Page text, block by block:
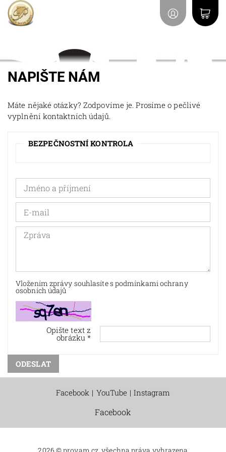
NAPIŠTE NÁM
Máte nějaké otázky? Zodpovíme je. Prosíme o pečlivé
vyplnění kontaktních údajů.
BEZPEČNOSTNÍ KONTROLA
Vložením zprávy souhlasíte s podmínkami ochrany
osobních údajů
Opište text z
obrázku
Facebook | YouTube | Instagram
Facebook
2026 © provam.cz, všechna práva vyhrazena